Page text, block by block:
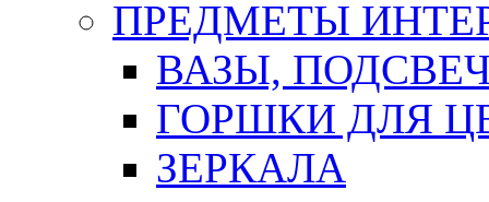
ПРЕДМЕТЫ
ВАЗЫ,
ГОРШКИ ДЛЯ
ЗЕРКАЛА